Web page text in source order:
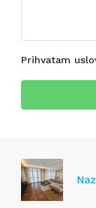
Prihvatam